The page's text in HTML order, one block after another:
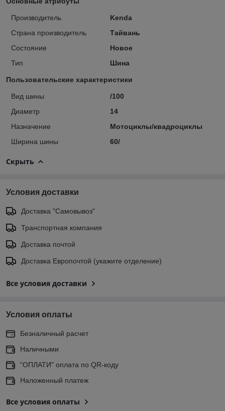
Производитель
Kenda
Страна производитель
Тайвань
Состояние
Новое
Тип
Шина
Пользовательские характеристики
Вид шины
/100
Диаметр
14
Назначение
Мотоциклы/квадроциклы
Ширина шины
60/
Скрыть
Условия доставки
Доставка "Самовывоз"
Транспортная компания
Доставка почтой
Доставка Европочтой (укажите отделение)
Все условия доставки
Условия оплаты
Безналичный расчет
Наличными
"ОПЛАТИ" оплата по QR-коду
Наложенный платеж
Все условия оплаты